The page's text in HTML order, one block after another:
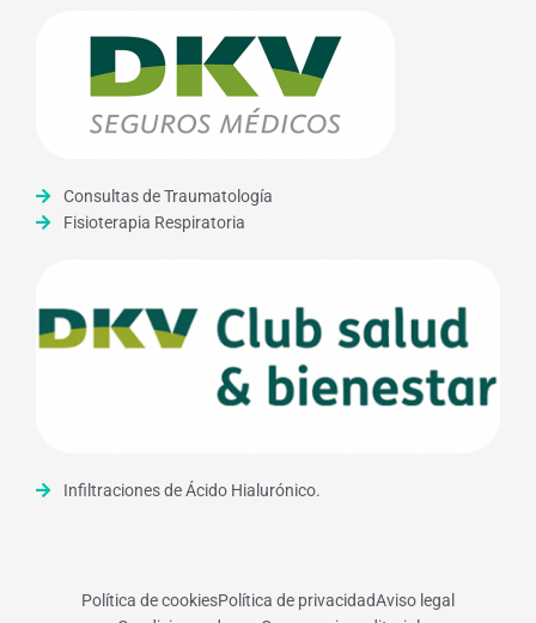
Consultas de Traumatología
Fisioterapia Respiratoria
Infiltraciones de Ácido Hialurónico.
Política de cookiesPolítica de privacidadAviso legal